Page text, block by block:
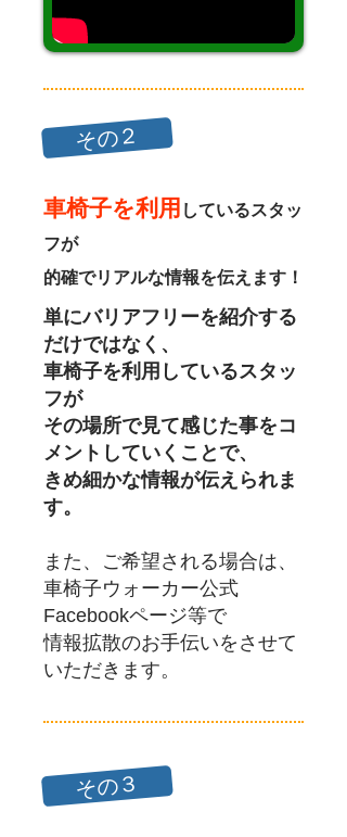
その２
車椅子を利用 しているスタッ
フが
的確でリアルな情報を伝えます！
単にバリアフリーを紹介する
だけではなく、
車椅子を利用しているスタッ
フが
その場所で見て感じた事をコ
メントしていくことで、
きめ細かな情報が伝えられま
す。
また、ご希望される場合は、
車椅子ウォーカー公式
Facebookページ等で
情報拡散のお手伝いをさせて
いただきます。
その３